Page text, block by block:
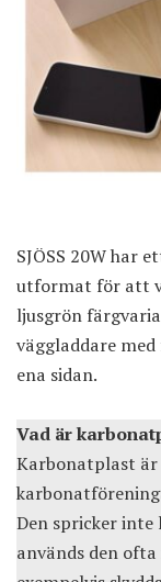
SJÖSS 20W har
utformat för att
ljusgrön
väggladdare
ena sidan.
Vad är
Karbonatplast
Den spricker
används den